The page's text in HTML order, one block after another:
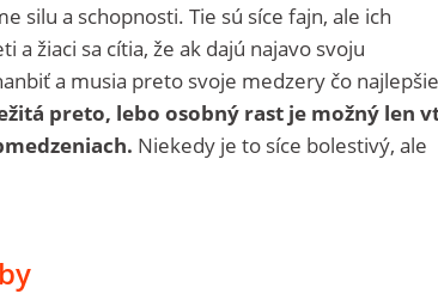
silu a schopnosti. Tie sú síce fajn, ale ich
a žiaci sa cítia, že ak dajú najavo svoju
a musia preto svoje medzery čo najlepšie
preto, lebo osobný rast je možný len
Niekedy je to síce bolestivý, ale